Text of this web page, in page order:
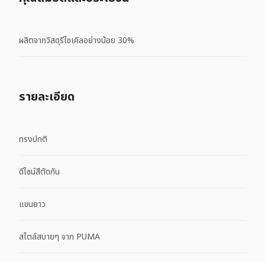
ผลิตจากวัสดุรีไซเคิลอย่างน้อย 30%
รายละเอียด
ทรงปกติ
ดีไซน์สีตัดกัน
แขนยาว
สไตล์สบายๆ จาก PUMA